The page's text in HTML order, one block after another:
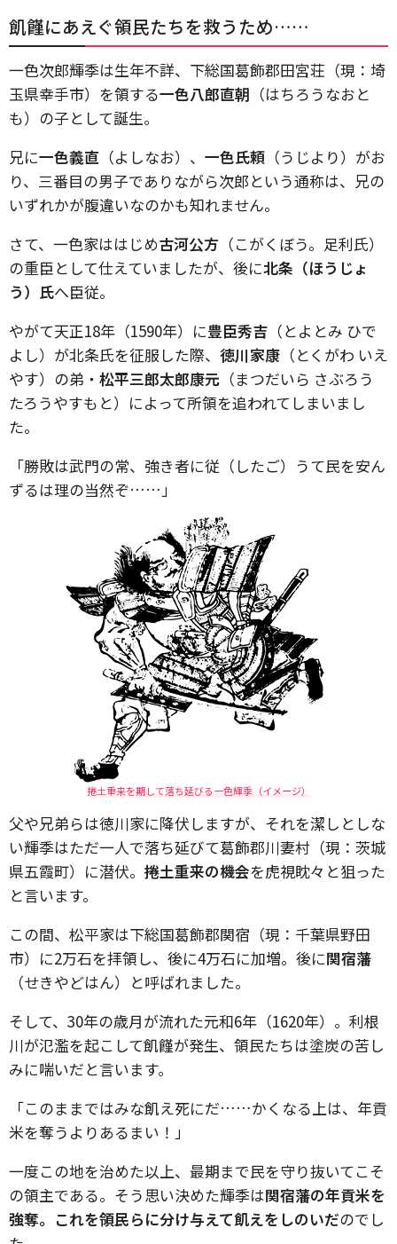
飢饉にあえぐ領民たちを救うため……
一色次郎輝季は生年不詳、下総国葛飾郡田宮荘（現：埼
玉県幸手市）を領する一色八郎直朝 （はちろうなおと
も）の子として誕生。
兄に一色義直 （よしなお）、 一色氏頼 （うじより）がお
り、三番目の男子でありながら次郎という通称は、兄の
いずれかが腹違いなのかも知れません。
さて、一色家ははじめ古河公方 （こがくぼう。足利氏）
の重臣として仕えていましたが、後に北条（ほうじょ
う）氏へ臣従。
やがて天正18年（1590年）に豊臣秀吉 （とよとみ ひで
よし）が北条氏を征服した際、 徳川家康 （とくがわ いえ
やす）の弟・ 松平三郎太郎康元 （まつだいら さぶろう
たろうやすもと）によって所領を追われてしまいまし
た。
「勝敗は武門の常、強き者に従（したご）うて民を安ん
ずるは理の当然ぞ……」
捲土重来を期して落ち延びる一色輝季（イメージ）
父や兄弟らは徳川家に降伏しますが、それを潔しとしな
い輝季はただ一人で落ち延びて葛飾郡川妻村（現：茨城
県五霞町）に潜伏。 捲土重来の機会を虎視眈々と狙った
と言います。
この間、松平家は下総国葛飾郡関宿（現：千葉県野田
市）に2万石を拝領し、後に4万石に加増。後に関宿藩
（せきやどはん）と呼ばれました。
そして、30年の歳月が流れた元和6年（1620年）。利根
川が氾濫を起こして飢饉が発生、領民たちは塗炭の苦し
みに喘いだと言います。
「このままではみな飢え死にだ……かくなる上は、年貢
米を奪うよりあるまい！」
一度この地を治めた以上、最期まで民を守り抜いてこそ
の領主である。そう思い決めた輝季は関宿藩の年貢米を
強奪。これを領民らに分け与えて飢えをしのいだのでし